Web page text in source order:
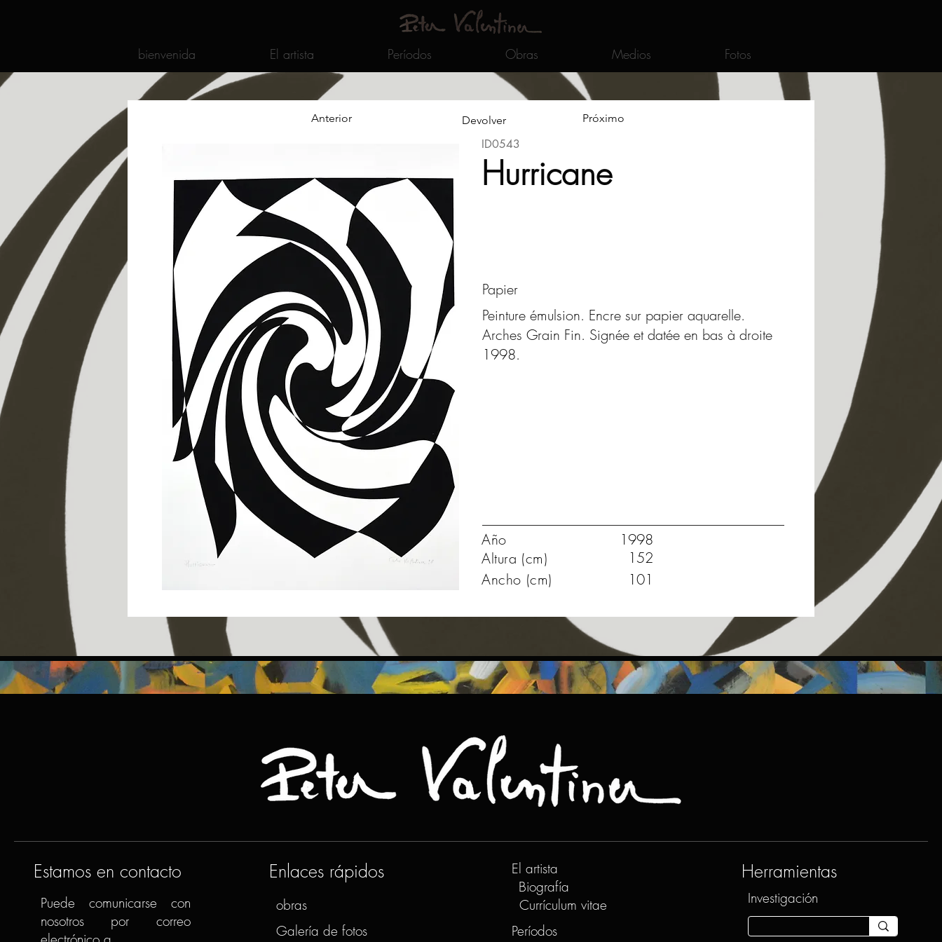
bienvenida El artista Períodos Obras Medios Fotos
Anterior Devolver Próximo
ID0543
Hurricane
Papier
Peinture émulsion. Encre sur papier aquarelle.
Arches Grain Fin. Signée et datée en bas à droite
1998.
Año
1998
Altura (cm)
152
Ancho (cm)
101
Estamos en contacto
Puede comunicarse con
nosotros por correo
Enlaces rápidos
obras
Galería de fotos
El artista
Biografía
Currículum vitae
Períodos
Herramientas
Investigación